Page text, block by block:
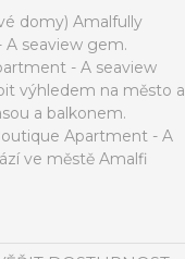
domy) Amalfully
seaview gem.
- A seaview
výhledem na město a
a balkonem.
Apartment - A
ve městě Amalfi